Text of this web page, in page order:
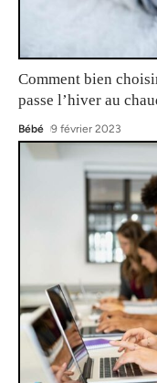
Comment bien
passe l’hiver au
Bébé 9 février 2023